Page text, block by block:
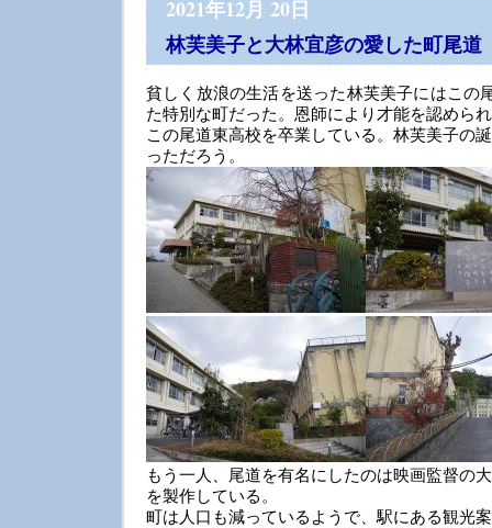
2021年12月 20日
林芙美子と大林宜彦の愛した町尾道
貧しく放浪の生活を送った林芙美子にはこの
た特別な町だった。恩師により才能を認めら
この尾道東高校を卒業している。林芙美子の
っただろう。
もう一人、尾道を有名にしたのは映画監督の
を製作している。
町は人口も減っているようで、駅にある観光